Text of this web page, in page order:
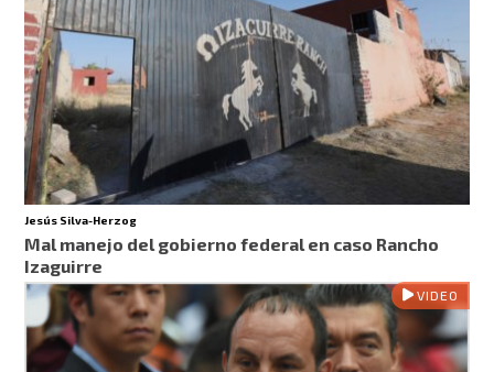
Jesús Silva-Herzog
Mal manejo del gobierno federal en caso Rancho
Izaguirre
VIDEO